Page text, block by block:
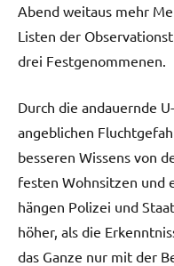
Abend weitaus mehr
Listen der
drei Festgenommenen.
Durch die andauernde
angeblichen
besseren Wissens von
festen Wohnsitzen und
hängen Polizei und
höher, als die
das Ganze nur mit der